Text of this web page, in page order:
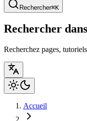
Rechercher⌘K
Rechercher
Recherchez pages,
Accueil